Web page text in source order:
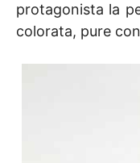
protagonista la
colorata, pure